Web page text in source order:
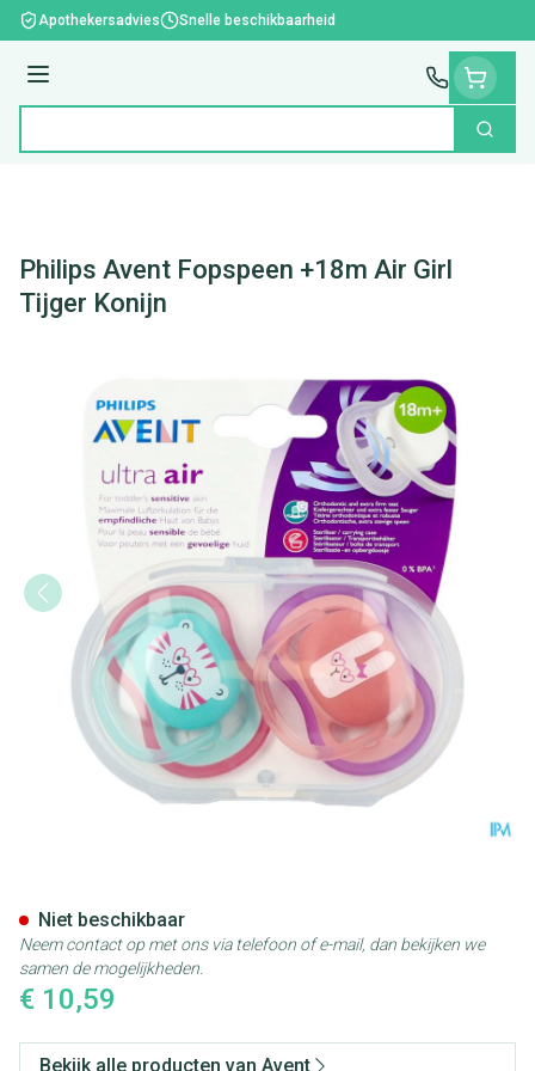
Ga naar de inhoud
Apothekersadvies Snelle beschikbaarheid
Menu
Zoek
Philips Avent Fopspeen +18m Air Girl
Tijger Konijn
€ 10,59
Niet beschikbaar
Neem contact op met ons via telefoon of e-mail, dan bekijken we
samen de mogelijkheden.
Bekijk alle producten van Avent